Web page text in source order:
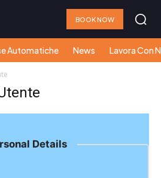
BOOK NOW
Automatiche News Lavora Con
Details